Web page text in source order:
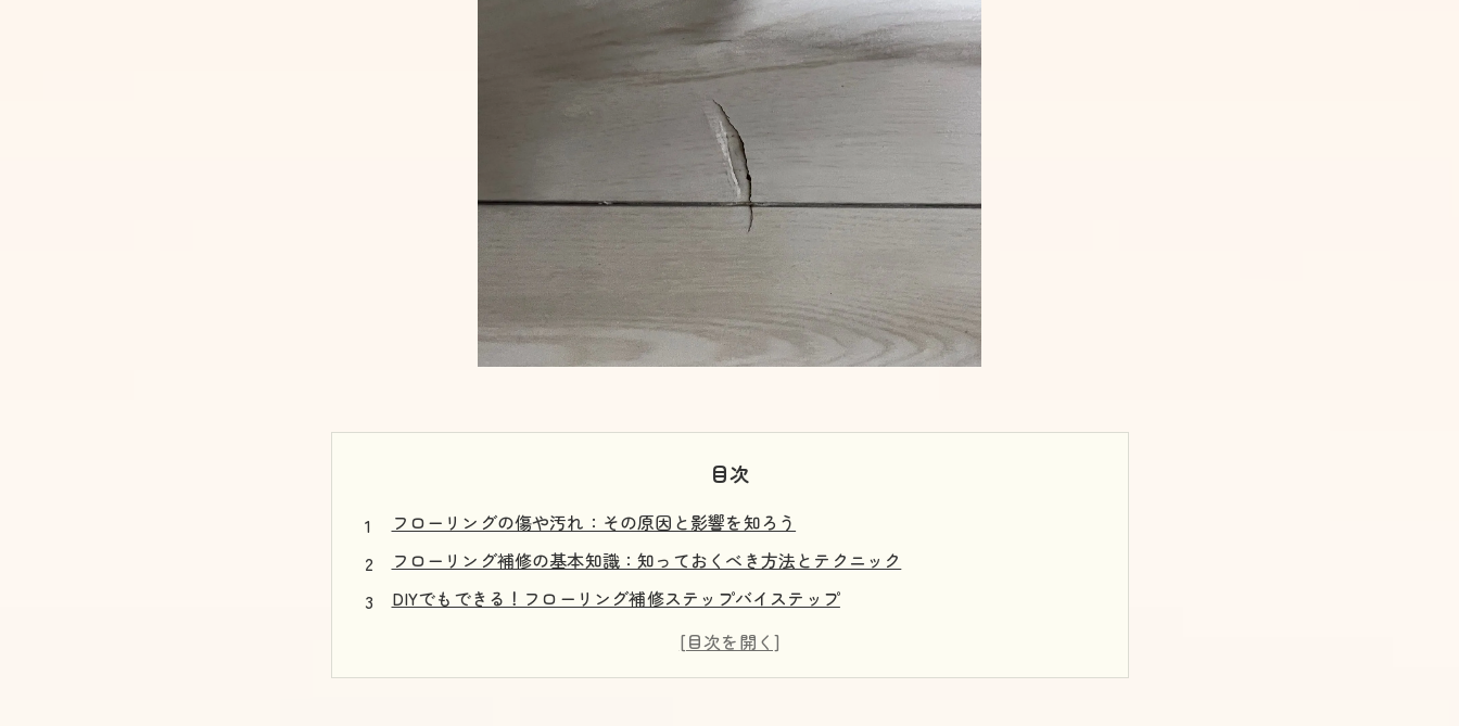
目次
フローリングの傷や汚れ：その原因と影響を知ろう
フローリング補修の基本知識：知っておくべき方法とテクニック
DIYでもできる！フローリング補修ステップバイステップ
業者選びのポイント：フローリング補修を任せる前に知っておくべきこと
補修にかかる料金：コストを抑えるためのヒント